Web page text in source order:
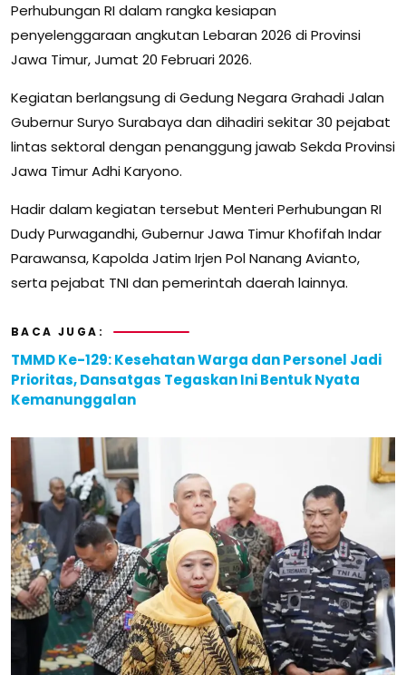
Perhubungan RI dalam rangka kesiapan
penyelenggaraan angkutan Lebaran 2026 di Provinsi
Jawa Timur, Jumat 20 Februari 2026.
Kegiatan berlangsung di Gedung Negara Grahadi Jalan
Gubernur Suryo Surabaya dan dihadiri sekitar 30 pejabat
lintas sektoral dengan penanggung jawab Sekda Provinsi
Jawa Timur Adhi Karyono.
Hadir dalam kegiatan tersebut Menteri Perhubungan RI
Dudy Purwagandhi, Gubernur Jawa Timur Khofifah Indar
Parawansa, Kapolda Jatim Irjen Pol Nanang Avianto,
serta pejabat TNI dan pemerintah daerah lainnya.
BACA JUGA:
TMMD Ke-129: Kesehatan Warga dan Personel Jadi
Prioritas, Dansatgas Tegaskan Ini Bentuk Nyata
Kemanunggalan